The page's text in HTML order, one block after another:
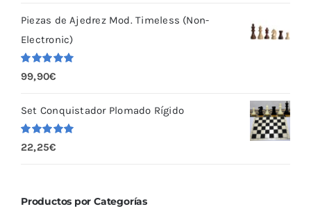
Piezas de Ajedrez Mod. Timeless (Non-
Electronic)
Valorado
con 5.00
99,90€
Set Conquistador Plomado Rígido
Valorado
con
5.00
22,25€
Productos por Categorías